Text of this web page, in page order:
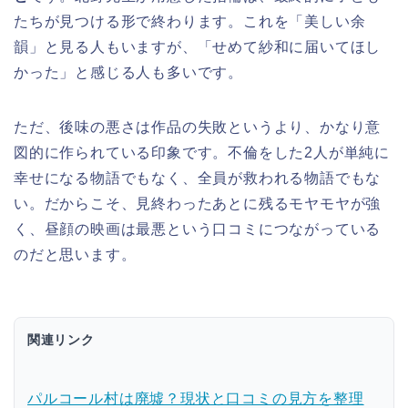
たちが見つける形で終わります。これを「美しい余
韻」と見る人もいますが、「せめて紗和に届いてほし
かった」と感じる人も多いです。
ただ、後味の悪さは作品の失敗というより、かなり意
図的に作られている印象です。不倫をした2人が単純に
幸せになる物語でもなく、全員が救われる物語でもな
い。だからこそ、見終わったあとに残るモヤモヤが強
く、昼顔の映画は最悪という口コミにつながっている
のだと思います。
関連リンク
パルコール村は廃墟？現状と口コミの見方を整理